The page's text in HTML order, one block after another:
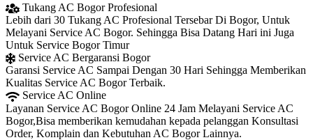
Tukang AC Bogor Profesional
Lebih dari 30 Tukang AC Profesional Tersebar Di Bogor, Untuk
Melayani Service AC Bogor. Sehingga Bisa Datang Hari ini Juga
Untuk Service Bogor Timur
Service AC Bergaransi Bogor
Garansi Service AC Sampai Dengan 30 Hari Sehingga Memberikan
Kualitas Service AC Bogor Terbaik.
Service AC Online
Layanan Service AC Bogor Online 24 Jam Melayani Service AC
Bogor,Bisa memberikan kemudahan kepada pelanggan Konsultasi
Order, Komplain dan Kebutuhan AC Bogor Lainnya.